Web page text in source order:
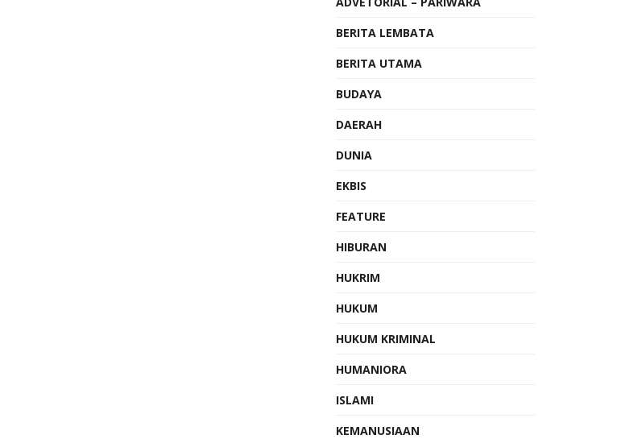
BERITA LEMBATA
BERITA UTAMA
BUDAYA
DAERAH
DUNIA
EKBIS
FEATURE
HIBURAN
HUKRIM
HUKUM
HUKUM KRIMINAL
HUMANIORA
ISLAMI
KEMANUSIAAN